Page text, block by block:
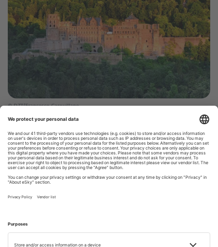
© DZT/Francesco Carovillano
Zámek Mespelbrunn – pohádka na
vodě
V malebném Bavorsku, na okraji města Mespelbrunn,
můžete navštívit zámek Mespelbrunn, který vypadá jako z
největších atrakcí regionu. Během válek byl hrad díky své
původní renesanční krásu si uchoval dodnes. Návštěvnost
pevnosti zvýšila i… účast ve filmu. V roce 1957 byl zámek